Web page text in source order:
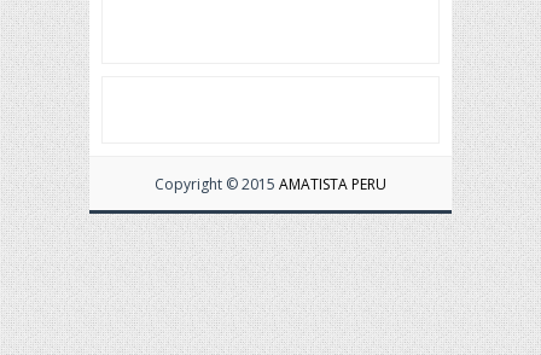
Copyright © 2015 AMATISTA PERU